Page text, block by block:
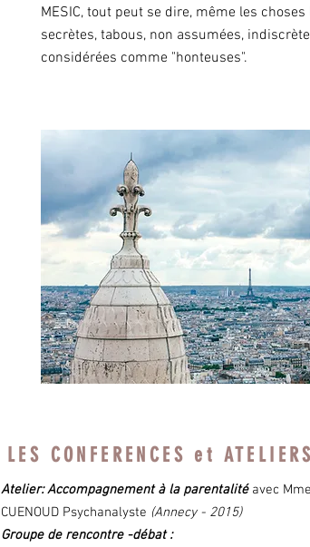
MESIC, tout peut se dire, même les
secrètes, tabous, non assumées,
considérées comme "honteuses".
LES CONFERENCES et ATELIERS
Atelier: Accompagnement à la parentalitéavec Mme
CUENOUD Psychanalyste (Annecy - 2015)
Groupe de rencontre -débat